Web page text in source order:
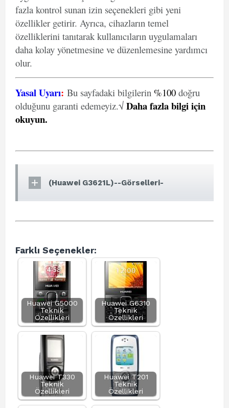
fazla kontrol sunan izin seçenekleri gibi yeni
özellikler getirir. Ayrıca, cihazların temel
özelliklerini tanıtarak kullanıcıların uygulamaları
daha kolay yönetmesine ve düzenlemesine yardımcı
olur.
Yasal Uyarı: Bu sayfadaki bilgilerin %100 doğru
olduğunu garanti edemeyiz.√ Daha fazla bilgi için
okuyun.
(Huawei G3621L)--Görselleri-
Farklı Seçenekler:
Huawei G5000
Teknik
Özellikleri
Huawei G6310
Teknik
Özellikleri
Huawei T330
Teknik
Özellikleri
Huawei T201
Teknik
Özellikleri